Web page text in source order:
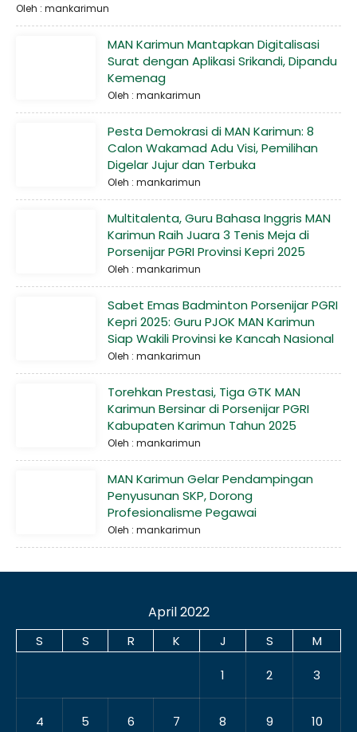
Oleh : mankarimun
MAN Karimun Mantapkan Digitalisasi
Surat dengan Aplikasi Srikandi, Dipandu
Kemenag
Oleh : mankarimun
Pesta Demokrasi di MAN Karimun: 8
Calon Wakamad Adu Visi, Pemilihan
Digelar Jujur dan Terbuka
Oleh : mankarimun
Multitalenta, Guru Bahasa Inggris MAN
Karimun Raih Juara 3 Tenis Meja di
Porsenijar PGRI Provinsi Kepri 2025
Oleh : mankarimun
Sabet Emas Badminton Porsenijar PGRI
Kepri 2025: Guru PJOK MAN Karimun
Siap Wakili Provinsi ke Kancah Nasional
Oleh : mankarimun
Torehkan Prestasi, Tiga GTK MAN
Karimun Bersinar di Porsenijar PGRI
Kabupaten Karimun Tahun 2025
Oleh : mankarimun
MAN Karimun Gelar Pendampingan
Penyusunan SKP, Dorong
Profesionalisme Pegawai
Oleh : mankarimun
April 2022
S S R K J S M
1 2 3
4 5 6 7 8 9 10